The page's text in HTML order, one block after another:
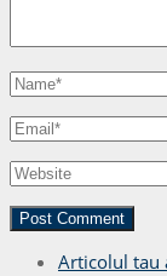
Articolul tau